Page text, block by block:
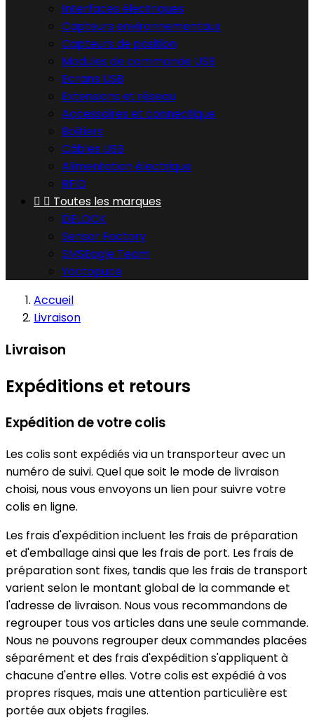
Interfaces électriques
Capteurs environnementaux
Capteurs de position
Modules de commande USB
Ecrans USB
Extensions et réseau
Accessoires et connectique
Boîtiers
Câbles USB
Alimentation électrique
RFID
  Toutes les marques
DELOCK
Sensor Factory
SMSEagle Team
Yoctopuce
Accueil
Livraison
Livraison
Expéditions et retours
Expédition de votre colis
Les colis sont expédiés via un transporteur avec un
numéro de suivi. Quel que soit le mode de livraison
choisi, nous vous envoyons un lien pour suivre votre
colis en ligne.
Les frais d'expédition incluent les frais de préparation
et d'emballage ainsi que les frais de port. Les frais de
préparation sont fixes, tandis que les frais de transport
varient selon le montant global de la commande et
l'adresse de livraison. Nous vous recommandons de
regrouper tous vos articles dans une seule commande.
Nous ne pouvons regrouper deux commandes placées
séparément et des frais d'expédition s'appliquent à
chacune d'entre elles. Votre colis est expédié à vos
propres risques, mais une attention particulière est
portée aux objets fragiles.